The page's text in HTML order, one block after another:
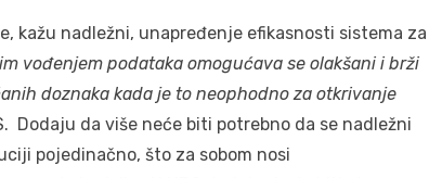
kažu nadležni, unapređenje efikasnosti sistema za
vođenjem podataka omogućava se olakšani i brži
doznaka kada je to neophodno za otkrivanje
Dodaju da više neće biti potrebno da se nadležni
pojedinačno, što za sobom nosi